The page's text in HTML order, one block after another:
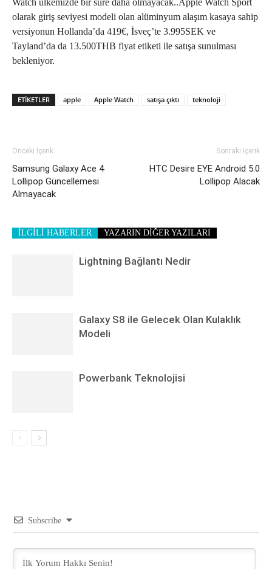
Watch ülkemizde bir süre daha olmayacak..Apple Watch Sport
olarak giriş seviyesi modeli olan alüminyum alaşım kasaya sahip
versiyonun Hollanda’da 419€, İsveç’te 3.995SEK ve
Tayland’da da 13.500THB fiyat etiketi ile satışa sunulması
bekleniyor.
ETIKETLER apple Apple Watch satışa çıktı teknoloji
Önceki İçerik
Samsung Galaxy Ace 4
Lollipop Güncellemesi
Almayacak
Sonraki İçerik
HTC Desire EYE Android 5.0
Lollipop Alacak
İLGİLİ HABERLER YAZARIN DİĞER YAZILARI
Lightning Bağlantı Nedir
Galaxy S8 ile Gelecek Olan Kulaklık
Modeli
Powerbank Teknolojisi
Subscribe